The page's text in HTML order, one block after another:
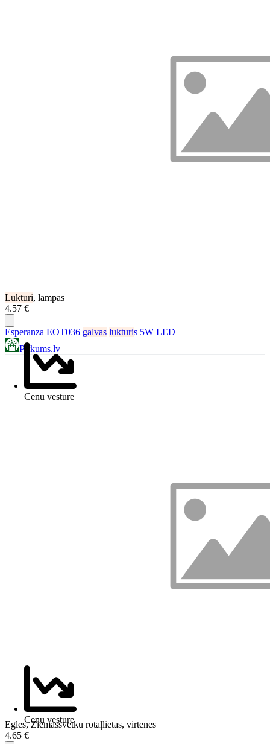
Lukturi, lampas
4.57 €
Cenu vēsture
Esperanza EOT036 galvas lukturis 5W LED
Pirkums.lv
Egles, Ziemassvētku rotaļlietas, virtenes
4.65 €
Cenu vēsture